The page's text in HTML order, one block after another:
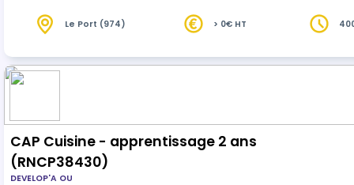
Certificateur Ministère du travail
Le Port (974) > 0€ HT
CAP Cuisine - apprentissage 2 ans
(RNCP38430)
DEVELOP'A OU